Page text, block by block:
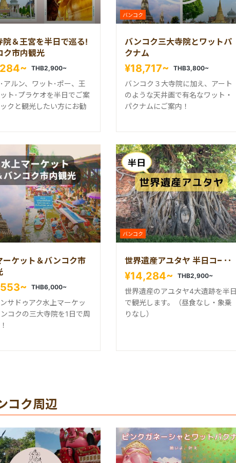
院＆王宮を半日で巡る!
ク市内観光
THB2,900~
アルン、ワット･ポー、王
ト･プラケオを半日でご案
クと観光したい方にお勧
バンコク
バンコク三大寺院とワットパ
クナム
¥18,717~ THB3,800~
バンコク３大寺院に加え、アート
のような天井画で有名なワット・
パクナムにご案内！
ーケット＆バンコク市
THB6,000~
サドゥアク水上マーケッ
ンコクの三大寺院を1日で周
バンコク
世界遺産アユタヤ 半日コース
¥14,284~ THB2,900~
世界遺産のアユタヤ4大遺跡を半日
で観光します。（昼食なし・象乗
りなし）
コク周辺